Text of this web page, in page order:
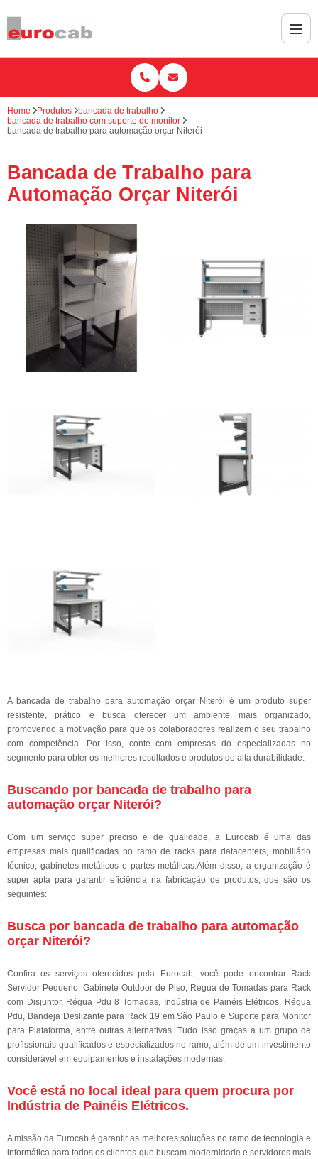
Home Produtos
bancada de trabalho
bancada de trabalho com suporte de monitor
bancada de trabalho para automação orçar Niterói
Bancada de Trabalho para
Automação Orçar Niterói
A bancada de trabalho para automação orçar Niterói é um produto super
resistente, prático e busca oferecer um ambiente mais organizado,
promovendo a motivação para que os colaboradores realizem o seu trabalho
com competência. Por isso, conte com empresas do especializadas no
segmento para obter os melhores resultados e produtos de alta durabilidade.
Buscando por bancada de trabalho para
automação orçar Niterói?
Com um serviço super preciso e de qualidade, a Eurocab é uma das
empresas mais qualificadas no ramo de racks para datacenters, mobiliário
técnico, gabinetes metálicos e partes metálicas.Além disso, a organização é
super apta para garantir eficiência na fabricação de produtos, que são os
seguintes:
Busca por bancada de trabalho para automação
orçar Niterói?
Confira os serviços oferecidos pela Eurocab, você pode encontrar Rack
Servidor Pequeno, Gabinete Outdoor de Piso, Régua de Tomadas para Rack
com Disjuntor, Régua Pdu 8 Tomadas, Indústria de Painéis Elétricos, Régua
Pdu, Bandeja Deslizante para Rack 19 em São Paulo e Suporte para Monitor
para Plataforma, entre outras alternativas. Tudo isso graças a um grupo de
profissionais qualificados e especializados no ramo, além de um investimento
considerável em equipamentos e instalações modernas.
Você está no local ideal para quem procura por
Indústria de Painéis Elétricos.
A missão da Eurocab é garantir as melhores soluções no ramo de tecnologia e
informática para todos os clientes que buscam modernidade e servidores mais